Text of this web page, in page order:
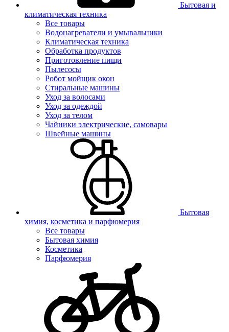
Бытовая и
климатическая техника
Все товары
Водонагреватели и умывальники
Климатическая техника
Обработка продуктов
Приготовление пищи
Пылесосы
Робот мойщик окон
Стиральные машины
Уход за волосами
Уход за одеждой
Уход за телом
Чайники электрические, самовары
Швейные машины
Бытовая
химия, косметика и парфюмерия
Все товары
Бытовая химия
Косметика
Парфюмерия